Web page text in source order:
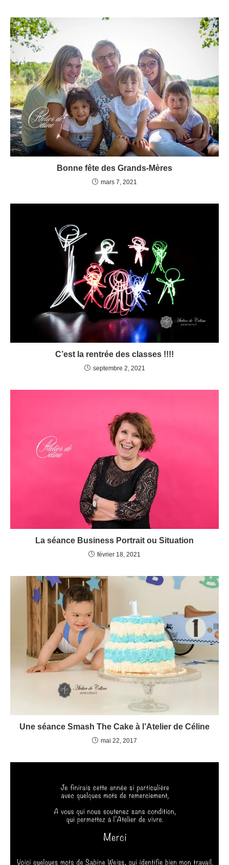
Bonne fête des Grands-Mères
mars 7, 2021
C’est la rentrée des classes !!!!
septembre 2, 2021
La séance Business Portrait ou Situation
février 18, 2021
Une séance Smash The Cake à l’Atelier de Céline
mai 22, 2017